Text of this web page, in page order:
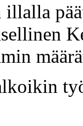
illalla